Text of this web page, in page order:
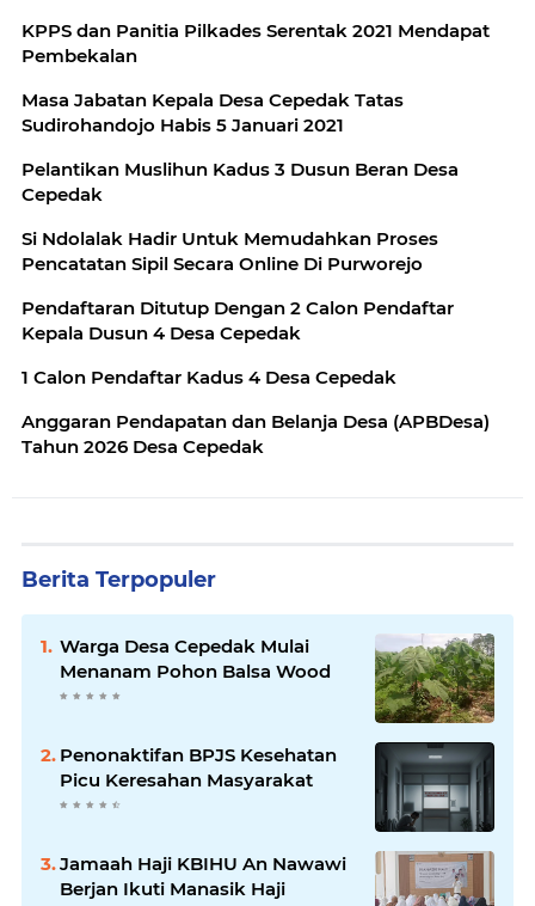
KPPS dan Panitia Pilkades Serentak 2021 Mendapat
Pembekalan
Masa Jabatan Kepala Desa Cepedak Tatas
Sudirohandojo Habis 5 Januari 2021
Pelantikan Muslihun Kadus 3 Dusun Beran Desa
Cepedak
Si Ndolalak Hadir Untuk Memudahkan Proses
Pencatatan Sipil Secara Online Di Purworejo
Pendaftaran Ditutup Dengan 2 Calon Pendaftar
Kepala Dusun 4 Desa Cepedak
1 Calon Pendaftar Kadus 4 Desa Cepedak
Anggaran Pendapatan dan Belanja Desa (APBDesa)
Tahun 2026 Desa Cepedak
Berita Terpopuler
Warga Desa Cepedak Mulai
Menanam Pohon Balsa Wood
Penonaktifan BPJS Kesehatan
Picu Keresahan Masyarakat
Jamaah Haji KBIHU An Nawawi
Berjan Ikuti Manasik Haji